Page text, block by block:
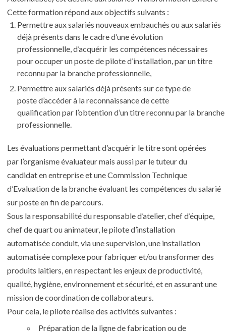
Cette formation répond aux objectifs suivants :
Permettre auxsalariés nouveaux embauchés ou aux salariés
déjà présents dans le cadre d’une évolution
professionnelle,d’acquérir les compétences nécessaires
pour occuper un poste de pilote d’installation,par un titre
reconnu par la branche professionnelle,
Permettre auxsalariés déjà présents sur ce type de
posted’accéder à lareconnaissance de cette
qualificationpar l’obtention d’un titre reconnu par la branche
professionnelle.
Lesévaluations permettant d’acquérir le titre sont opérées
par l’organisme évaluateur mais aussi par letuteur du
candidaten entreprise etune Commission Technique
d’Evaluationde la branche évaluant les compétences du salarié
sur poste en fin de parcours.
Sous la responsabilité du responsable d’atelier, chef d’équipe,
chef de quart ou animateur, lepilote d’installation
automatiséeconduit, via une supervision, une installation
automatisée complexe pour fabriquer et/ou transformer des
produits laitiers, en respectant les enjeux de productivité,
qualité, hygiène, environnement et sécurité, et en assurant une
mission de coordination de collaborateurs.
Pour cela, le pilote réalise des activités suivantes :
Préparation de la ligne de fabrication ou de